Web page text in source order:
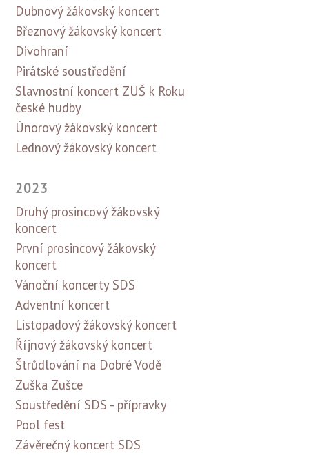
Dubnový žákovský koncert
Březnový žákovský koncert
Divohraní
Pirátské soustředění
Slavnostní koncert ZUŠ k Roku
české hudby
Únorový žákovský koncert
Lednový žákovský koncert
2023
Druhý prosincový žákovský
koncert
První prosincový žákovský
koncert
Vánoční koncerty SDS
Adventní koncert
Listopadový žákovský koncert
Říjnový žákovský koncert
Štrůdlování na Dobré Vodě
Zuška Zušce
Soustředění SDS - přípravky
Pool fest
Závěrečný koncert SDS